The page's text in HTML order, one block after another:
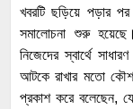
খবরটি ছড়িয়ে পড়ার পর
সমালোচনা শুরু
নিজেদের স্বার্থে
আটকে রাখার মতো
প্রকাশ করে বলেছেন,